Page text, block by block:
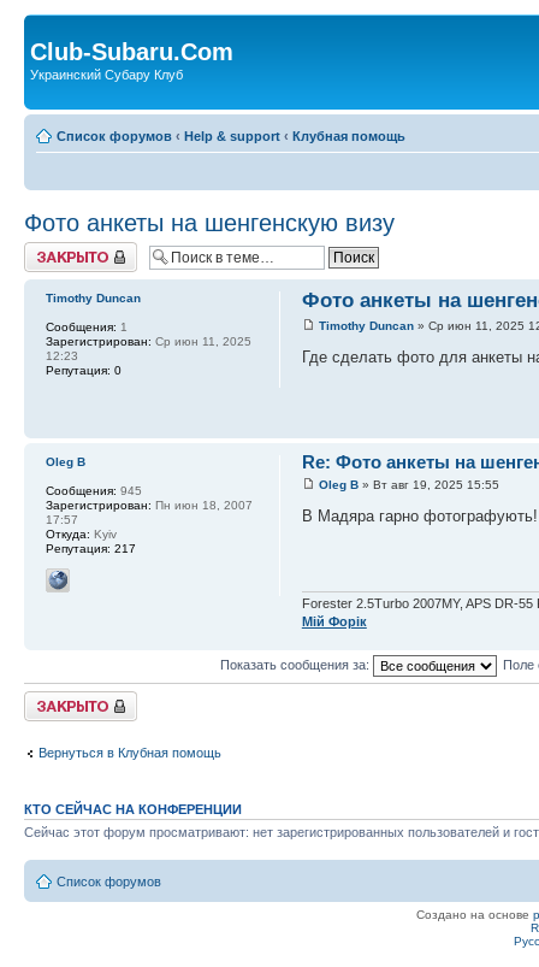
Club-Subaru.Com
Украинский Субару Клуб
Список форумов ‹ Help & support ‹ Клубная помощь
Фото анкеты на шенгенскую визу
Закрыто
Фото анкеты на
Timothy Duncan» Ср июн 11, 2025
Где сделать фото для анкеты
Timothy Duncan
Сообщения: 1
Зарегистрирован: Ср июн 11, 2025
12:23
Репутация: 0
Re: Фото анкеты на
Oleg B» Вт авг 19, 2025 15:55
В Мадяра гарно фотографують!
Forester 2.5Turbo 2007MY, APS DR-
Мій Форік
Oleg B
Сообщения: 945
Зарегистрирован: Пн июн 18, 2007
17:57
Откуда: Kyiv
Репутация: 217
Показать сообщения за: Поле
Закрыто
Вернуться в Клубная помощь
КТО СЕЙЧАС НА КОНФЕРЕНЦИИ
Сейчас этот форум просматривают: нет зарегистрированных пользователей и
Список форумов
Создано на основе